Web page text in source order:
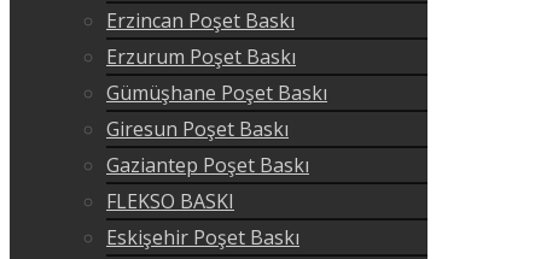
Erzincan Poşet Baskı
Erzurum Poşet Baskı
Gümüşhane Poşet Baskı
Giresun Poşet Baskı
Gaziantep Poşet Baskı
FLEKSO BASKI
Eskişehir Poşet Baskı